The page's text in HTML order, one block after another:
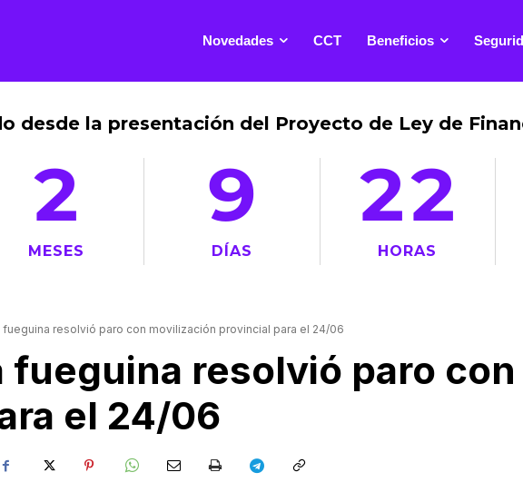
Novedades CCT Beneficios
desde la presentación del Proyecto de Ley de
2
MESES
9
DÍAS
22
HORAS
fueguina resolvió paro con movilización provincial para el 24/06
fueguina resolvió paro
el 24/06